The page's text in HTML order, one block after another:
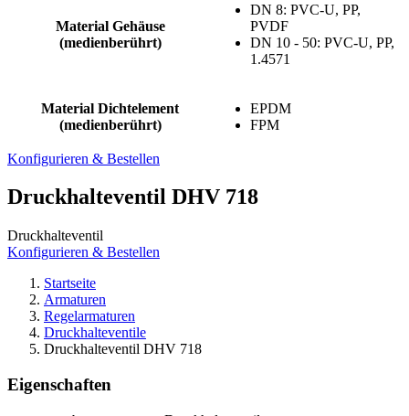
Material Gehäuse
(medienberührt)
DN 8: PVC-U, PP,
PVDF
DN 10 - 50: PVC-U, PP,
1.4571
Material Dichtelement
(medienberührt)
EPDM
FPM
Konfigurieren & Bestellen
Druckhalteventil DHV 718
Druckhalteventil
Konfigurieren & Bestellen
Startseite
Armaturen
Regelarmaturen
Druckhalteventile
Druckhalteventil DHV 718
Eigenschaften